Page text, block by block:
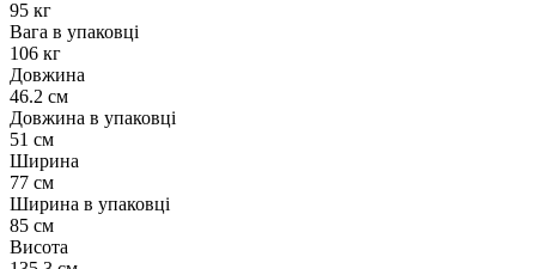
95 кг
Вага в упаковці
106 кг
Довжина
46.2 см
Довжина в упаковці
51 см
Ширина
77 см
Ширина в упаковці
85 см
Висота